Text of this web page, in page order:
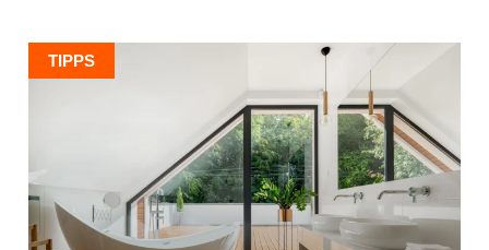
TIPPS